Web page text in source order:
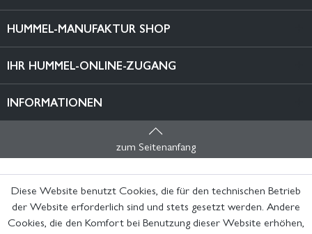
HUMMEL-MANUFAKTUR SHOP
IHR HUMMEL-ONLINE-ZUGANG
INFORMATIONEN
zum Seitenanfang
Diese Website benutzt Cookies, die für den technischen Betrieb
der Website erforderlich sind und stets gesetzt werden. Andere
Cookies, die den Komfort bei Benutzung dieser Website erhöhen,